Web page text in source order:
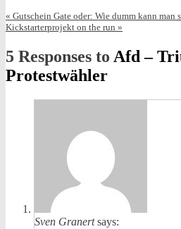
« Gutschein Gate oder: Wie dumm kann man
Kickstarterprojekt on the run »
5 Responses to Afd –
Protestwähler
Sven Granert says: